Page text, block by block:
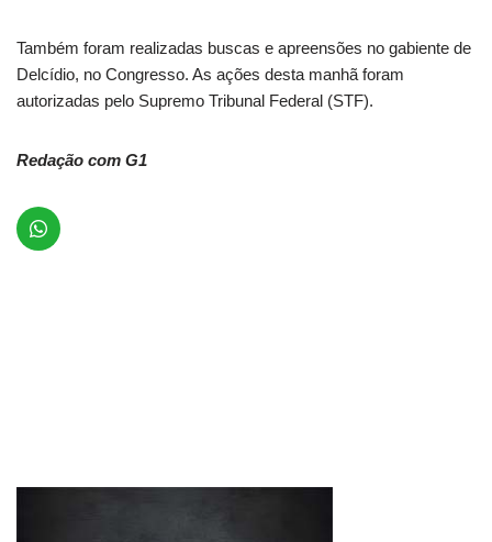
Também foram realizadas buscas e apreensões no gabiente de
Delcídio, no Congresso. As ações desta manhã foram
autorizadas pelo Supremo Tribunal Federal (STF).
Redação com G1